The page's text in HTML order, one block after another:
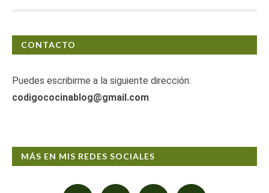
CONTACTO
Puedes escribirme a la siguiente dirección:
codigococinablog@gmail.com
MÁS EN MIS REDES SOCIALES